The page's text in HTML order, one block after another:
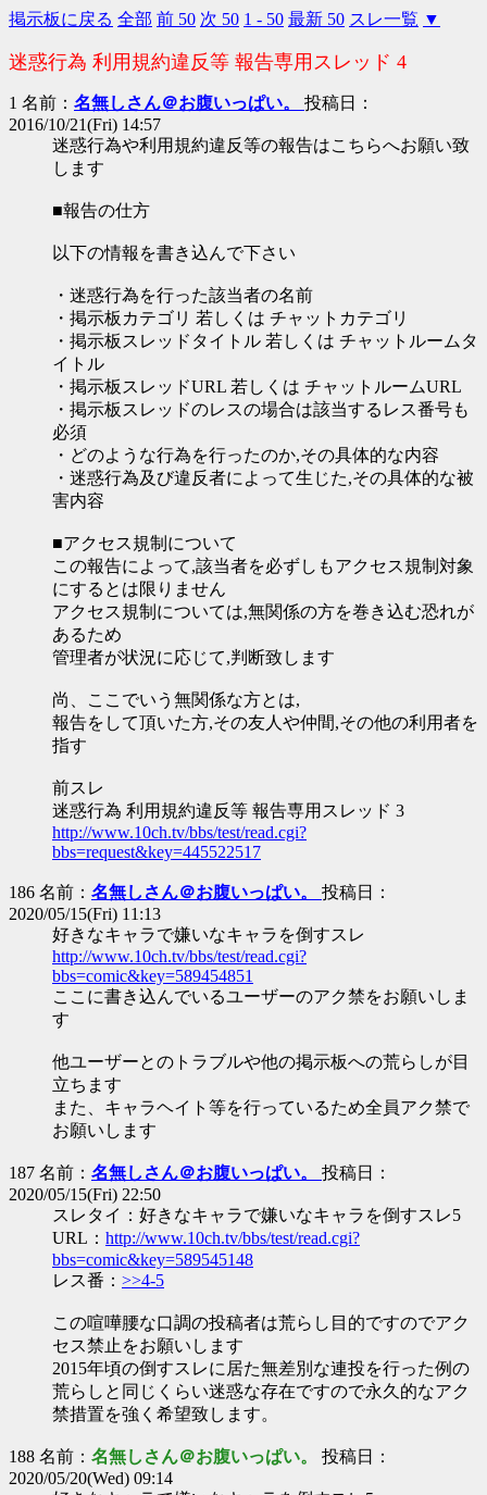
掲示板に戻る 全部 前 50 次 50 1 - 50 最新 50 スレ一覧 ▼
迷惑行為 利用規約違反等 報告専用スレッド 4
1 名前： 名無しさん＠お腹いっぱい。 投稿日：
2016/10/21(Fri) 14:57
迷惑行為や利用規約違反等の報告はこちらへお願い致
します
■報告の仕方
以下の情報を書き込んで下さい
・迷惑行為を行った該当者の名前
・掲示板カテゴリ 若しくは チャットカテゴリ
・掲示板スレッドタイトル 若しくは チャットルームタ
イトル
・掲示板スレッドURL 若しくは チャットルームURL
・掲示板スレッドのレスの場合は該当するレス番号も
必須
・どのような行為を行ったのか,その具体的な内容
・迷惑行為及び違反者によって生じた,その具体的な被
害内容
■アクセス規制について
この報告によって,該当者を必ずしもアクセス規制対象
にするとは限りません
アクセス規制については,無関係の方を巻き込む恐れが
あるため
管理者が状況に応じて,判断致します
尚、ここでいう無関係な方とは,
報告をして頂いた方,その友人や仲間,その他の利用者を
指す
前スレ
迷惑行為 利用規約違反等 報告専用スレッド 3
http://www.10ch.tv/bbs/test/read.cgi?
bbs=request&key=445522517
186 名前： 名無しさん＠お腹いっぱい。 投稿日：
2020/05/15(Fri) 11:13
好きなキャラで嫌いなキャラを倒すスレ
http://www.10ch.tv/bbs/test/read.cgi?
bbs=comic&key=589454851
ここに書き込んでいるユーザーのアク禁をお願いしま
す
他ユーザーとのトラブルや他の掲示板への荒らしが目
立ちます
また、キャラヘイト等を行っているため全員アク禁で
お願いします
187 名前： 名無しさん＠お腹いっぱい。 投稿日：
2020/05/15(Fri) 22:50
スレタイ：好きなキャラで嫌いなキャラを倒すスレ5
URL： http://www.10ch.tv/bbs/test/read.cgi?
bbs=comic&key=589545148
レス番： >>4-5
この喧嘩腰な口調の投稿者は荒らし目的ですのでアク
セス禁止をお願いします
2015年頃の倒すスレに居た無差別な連投を行った例の
荒らしと同じくらい迷惑な存在ですので永久的なアク
禁措置を強く希望致します。
188 名前： 名無しさん＠お腹いっぱい。 投稿日：
2020/05/20(Wed) 09:14